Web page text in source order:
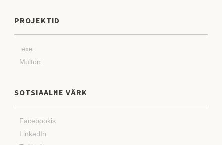
PROJEKTID
.exe
Multon
SOTSIAALNE VÄRK
Facebookis
LinkedIn